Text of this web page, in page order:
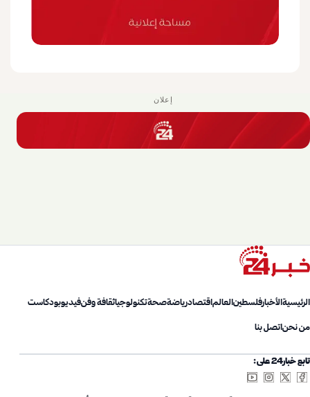
إعلان
الرئيسيةالأخبارفلسطينالعالماقتصادرياضةصحةتكنولوجياثقافة وفنفيديوبودكاست
من نحناتصل بنا
تابع خبار24 على: